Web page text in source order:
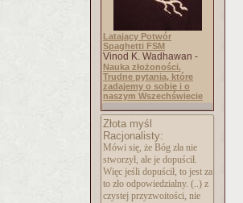
Latający Potwór
Spaghetti FSM
Vinod K. Wadhawan -
Nauka złożoności.
Trudne pytania, które
zadajemy o sobie i o
naszym Wszechświecie
Złota myśl
Racjonalisty:
Mówi się, że Bóg zła nie
stworzył, ale je dopuścił.
Więc jeśli dopuścił, to jest za
to zło odpowiedzialny. (..) z
czystej przyzwoitości, nie